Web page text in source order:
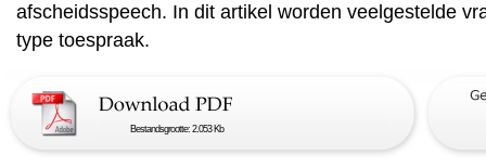
afscheidsspeech. In dit artikel worden veelgestelde
type toespraak.
Bestandsgrootte: 2.053 Kb